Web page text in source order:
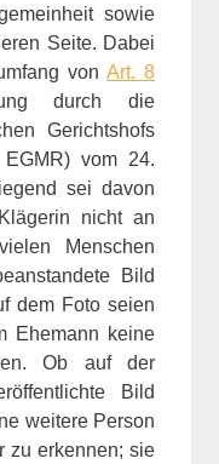
sowie
Seite. Dabei
vonArt. 8
durch die
Gerichtshofs
EGMR) vom 24.
sei davon
nicht an
Menschen
Bild
dem Foto seien
Ehemann keine
Ob auf der
Bild
weitere Person
zu erkennen; sie